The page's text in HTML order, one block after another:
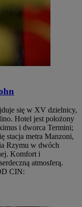
się w XV dzielnicy,
Hotel jest położony
i dworca Termini;
stacja metra Manzoni,
Rzymu w dwóch
Komfort i
atmosferą.
CIN: